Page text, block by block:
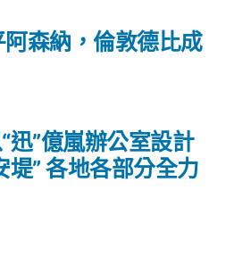
迅”億嵐辦公室設計
堤” 各地各部分全力
森納，倫敦德比成